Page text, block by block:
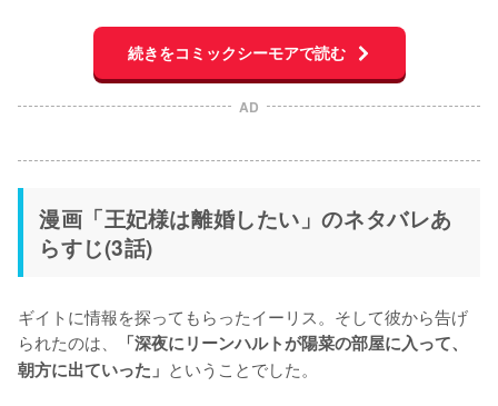
続きをコミックシーモアで読む
AD
漫画「王妃様は離婚したい」のネタバレあ
らすじ(3話)
ギイトに情報を探ってもらったイーリス。そして彼から告げ
られたのは、
「深夜にリーンハルトが陽菜の部屋に入って、
朝方に出ていった」 ということでした。